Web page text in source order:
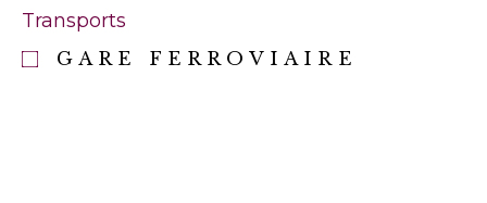
Transports
GARE FERROVIAIRE